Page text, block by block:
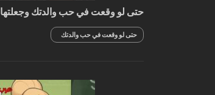
حتى لو وقعت في حب والدتك وجعلتها
حامل
حتى لو وقعت في حب والدتك
وجعلتها حامل